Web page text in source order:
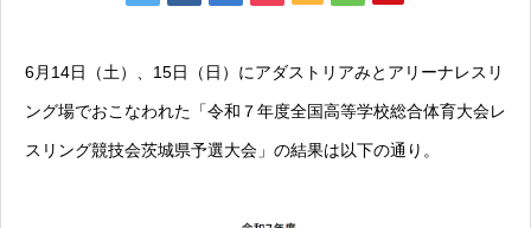
6月14日（土）、15日（日）にアダストリアみとアリーナレスリ
ング場でおこなわれた「令和７年度全国高等学校総合体育大会レ
スリング競技会茨城県予選大会」の結果は以下の通り。